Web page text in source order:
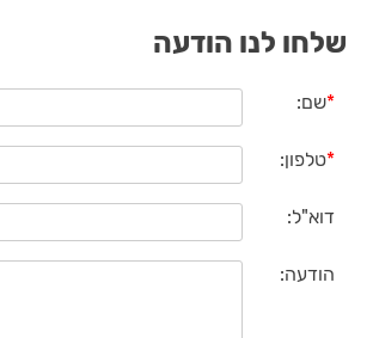
שלחו לנו הודעה
*שם:
*טלפון:
דוא"ל:
הודעה: